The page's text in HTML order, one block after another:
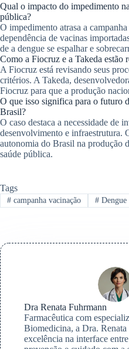
Qual o impacto do impedimento
pública?
O impedimento atrasa a
dependência de vacinas
de a dengue se espalhar e
Como a Fiocruz e a Takeda estão
A Fiocruz está revisando seus
critérios. A Takeda,
Fiocruz para que a produção
O que isso significa para o futuro
Brasil?
O caso destaca a necessidade de
desenvolvimento e infraestrutura.
autonomia do Brasil na produção
saúde pública.
Tags
#campanha vacinação #Dengue
Dra Renata Fuhrmann
Farmacêutica com
Biomedicina, a Dra.
excelência na interface